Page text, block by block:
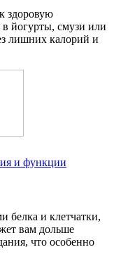
здоровую
в йогурты, смузи или
лишних калорий и
и функции
белка и клетчатки,
вам дольше
что особенно